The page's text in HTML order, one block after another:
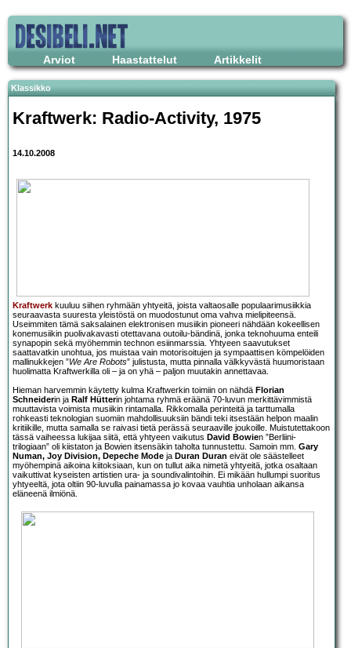
Arviot Haastattelut Artikkelit
Klassikko
Kraftwerk: Radio-Activity, 1975
14.10.2008
Kraftwerk kuuluu siihen ryhmään yhtyeitä, joista valtaosalle populaarimusiikkia
seuraavasta suuresta yleistöstä on muodostunut oma vahva mielipiteensä.
Useimmiten tämä saksalainen elektronisen musiikin pioneeri nähdään kokeellisen
konemusiikin puolivakavasti otettavana outoilu-bändinä, jonka teknohuuma enteili
synapopin sekä myöhemmin technon esiinmarssia. Yhtyeen saavutukset
saattavatkin unohtua, jos muistaa vain motorisoitujen ja sympaattisen kömpelöiden
mallinukkejen ”We Are Robots” julistusta, mutta pinnalla välkkyvästä huumoristaan
huolimatta Kraftwerkilla oli – ja on yhä – paljon muutakin annettavaa.
Hieman harvemmin käytetty kulma Kraftwerkin toimiin on nähdä Florian
Schneiderin ja Ralf Hütterin johtama ryhmä eräänä 70-luvun merkittävimmistä
muuttavista voimista musiikin rintamalla. Rikkomalla perinteitä ja tarttumalla
rohkeasti teknologian suomiin mahdollisuuksiin bändi teki itsestään helpon maalin
kritiikille, mutta samalla se raivasi tietä perässä seuraaville joukoille. Muistutettakoon
tässä vaiheessa lukijaa siitä, että yhtyeen vaikutus David Bowien ”Berliini-
trilogiaan” oli kiistaton ja Bowien itsensäkin taholta tunnustettu. Samoin mm. Gary
Numan, Joy Division, Depeche Mode ja Duran Duran eivät ole säästelleet
myöhempinä aikoina kiitoksiaan, kun on tullut aika nimetä yhtyeitä, jotka osaltaan
vaikuttivat kyseisten artistien ura- ja soundivalintoihin. Ei mikään hullumpi suoritus
yhtyeeltä, jota oltiin 90-luvulla painamassa jo kovaa vauhtia unholaan aikansa
eläneenä ilmiönä.